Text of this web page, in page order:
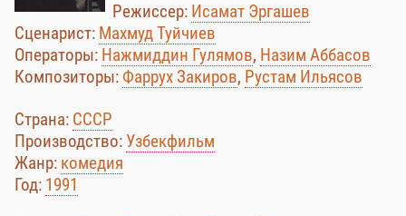
Режиссер: Исамат Эргашев
Сценарист: Махмуд Туйчиев
Операторы: Нажмиддин Гулямов, Назим Аббасов
Композиторы:Фаррух Закиров, Рустам Ильясов
Страна: СССР
Производство: Узбекфильм
Жанр: комедия
Год: 1991